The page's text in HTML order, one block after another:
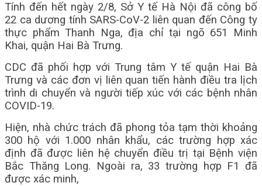
Tính đến hết ngày 2/8, Sở Y tế Hà Nội đã công bố
22 ca dương tính SARS-CoV-2 liên quan đến Công ty
thực phẩm Thanh Nga, địa chỉ tại ngõ 651 Minh
Khai, quận Hai Bà Trưng.
CDC đã phối hợp với Trung tâm Y tế quận Hai Bà
Trưng và các đơn vị liên quan tiến hành điều tra lịch
trình di chuyển và người tiếp xúc với các bệnh nhân
COVID-19.
Hiện, nhà chức trách đã phong tỏa tạm thời khoảng
300 hộ với 1.000 nhân khẩu, các trường hợp xác
định đã được liên hệ chuyển điều trị tại Bệnh viện
Bắc Thăng Long. Ngoài ra, 33 trường hợp F1 đã
được xác minh,